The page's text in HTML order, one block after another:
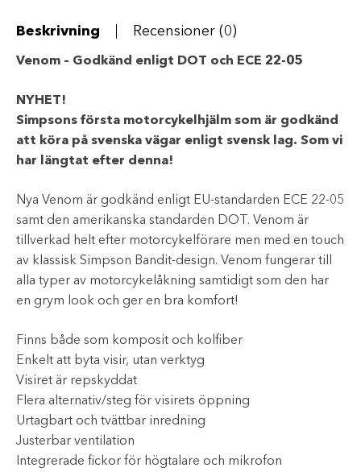
Beskrivning Recensioner (0)
Venom – Godkänd enligt DOT och ECE 22-05
NYHET!
Simpsons första motorcykelhjälm som är godkänd
att köra på svenska vägar enligt svensk lag. Som vi
har längtat efter denna!
Nya Venom är godkänd enligt EU-standarden ECE 22-05
samt den amerikanska standarden DOT. Venom är
tillverkad helt efter motorcykelförare men med en touch
av klassisk Simpson Bandit-design. Venom fungerar till
alla typer av motorcykelåkning samtidigt som den har
en grym look och ger en bra komfort!
Finns både som komposit och kolfiber
Enkelt att byta visir, utan verktyg
Visiret är repskyddat
Flera alternativ/steg för visirets öppning
Urtagbart och tvättbar inredning
Justerbar ventilation
Integrerade fickor för högtalare och mikrofon